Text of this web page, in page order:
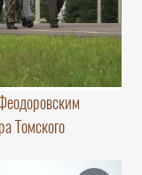
Томского